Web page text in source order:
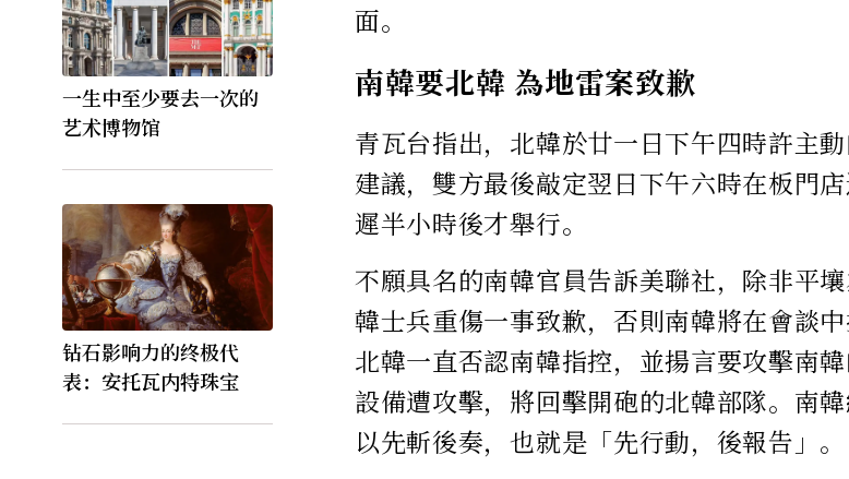
一生中至少要去一次的
艺术博物馆
钻石影响力的终极代
表：安托瓦内特珠宝
面。
南韓要北韓 為地雷案致歉
青瓦台指出，北韓於廿一日下午四時許主
建議，雙方最後敲定翌日下午六時在板門
遲半小時後才舉行。
不願具名的南韓官員告訴美聯社，除非平
韓士兵重傷一事致歉，否則南韓將在會談
北韓一直否認南韓指控，並揚言要攻擊南
設備遭攻擊，將回擊開砲的北韓部隊。南
以先斬後奏，也就是「先行動，後報告」。